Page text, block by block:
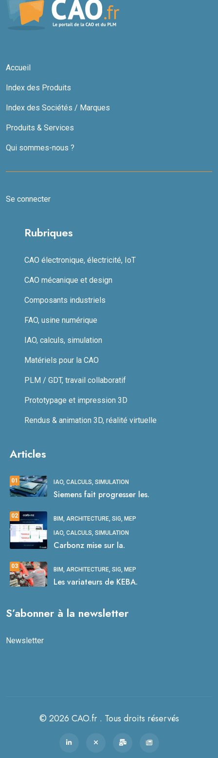
Accueil
Index des Produits
Index des Sociétés / Marques
Produits & Services
Qui sommes-nous ?
Se connecter
Rubriques
CAO électronique, électricité, IoT
CAO mécanique et design
Composants industriels
FAO, usine numérique
IAO, calculs, simulation
Matériels pour la CAO
PLM / GDT, travail collaboratif
Prototypage et impression 3D
Rendus & animation 3D, réalité virtuelle
Articles
01 IAO, CALCULS, SIMULATION
Siemens fait progresser les.
02 BIM, ARCHITECTURE, SIG, MEP
IAO, CALCULS, SIMULATION
Carbonz mise sur la.
03 BIM, ARCHITECTURE, SIG, MEP
Les variateurs de KEBA.
S’abonner à la newsletter
Newsletter
© 2026 CAO.fr . Tous droits réservés